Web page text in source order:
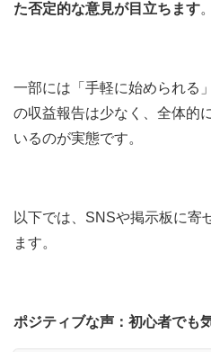
た否定的な意見が目立ちます。
一部には「手軽に始められる
の収益報告は少なく、全体的
いるのが実態です。
以下では、SNSや掲示板に寄
ます。
ポジティブな声：初心者でも